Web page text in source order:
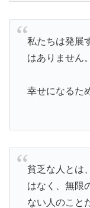
私たちは発展
はありません。
幸せになるた
貧乏な人とは
はなく、無限
ない人のこと